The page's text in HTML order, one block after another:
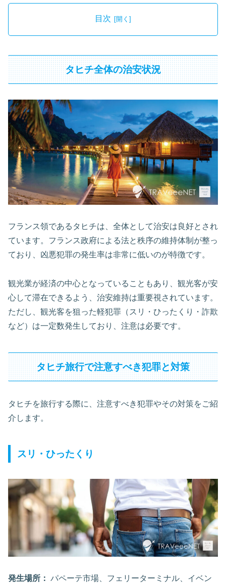
目次
タヒチ全体の治安状況
フランス領であるタヒチは、全体として治安は良好とされ
ています。フランス政府による法と秩序の維持体制が整っ
ており、凶悪犯罪の発生率は非常に低いのが特徴です。
観光業が経済の中心となっていることもあり、観光客が安
心して滞在できるよう、治安維持は重要視されています。
ただし、観光客を狙った軽犯罪（スリ・ひったくり・詐欺
など）は一定数発生しており、注意は必要です。
タヒチ旅行で注意すべき犯罪と対策
タヒチを旅行する際に、注意すべき犯罪やその対策をご紹
介します。
スリ・ひったくり
発生場所： パペーテ市場、フェリーターミナル、イベン